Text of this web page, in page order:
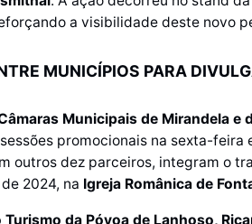
a visibilidade deste novo
MUNICÍPIOS PARA
Municipais de Mirandela e
promocionais na sexta-feira
outros dez parceiros, integram o
2024, na Igreja Românica de
Turismo da Póvoa de Lanhoso,